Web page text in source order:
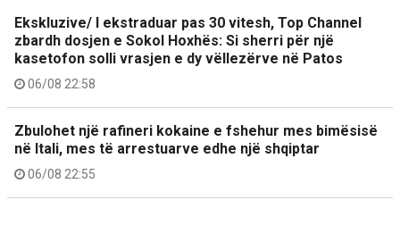
Ekskluzive/ I ekstraduar pas 30 vitesh, Top Channel
zbardh dosjen e Sokol Hoxhës: Si sherri për një
kasetofon solli vrasjen e dy vëllezërve në Patos
06/08 22:58
Zbulohet një rafineri kokaine e fshehur mes bimësisë
në Itali, mes të arrestuarve edhe një shqiptar
06/08 22:55